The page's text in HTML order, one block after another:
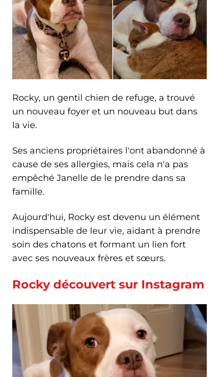
Rocky, un gentil chien de refuge, a trouvé
un nouveau foyer et un nouveau but dans
la vie.
Ses anciens propriétaires l'ont abandonné à
cause de ses allergies, mais cela n'a pas
empêché Janelle de le prendre dans sa
famille.
Aujourd'hui, Rocky est devenu un élément
indispensable de leur vie, aidant à prendre
soin des chatons et formant un lien fort
avec ses nouveaux frères et sœurs.
Rocky découvert sur Instagram